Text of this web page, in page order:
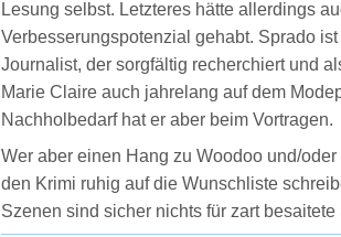
Lesung selbst. Letzteres hätte allerdings
Verbesserungspotenzial gehabt. Sprado
Journalist, der sorgfältig recherchiert und
Marie Claire auch jahrelang auf dem
Nachholbedarf hat er aber beim Vortragen.
Wer aber einen Hang zu Woodoo und/
den Krimi ruhig auf die Wunschliste
Szenen sind sicher nichts für zart besaitete